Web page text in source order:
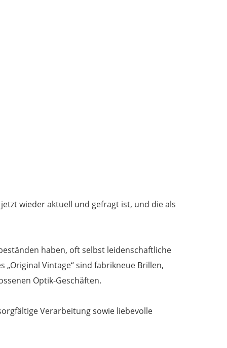
wieder aktuell und gefragt ist, und die als
haben, oft selbst leidenschaftliche
Vintage“ sind fabrikneue Brillen,
Optik-Geschäften.
Verarbeitung sowie liebevolle